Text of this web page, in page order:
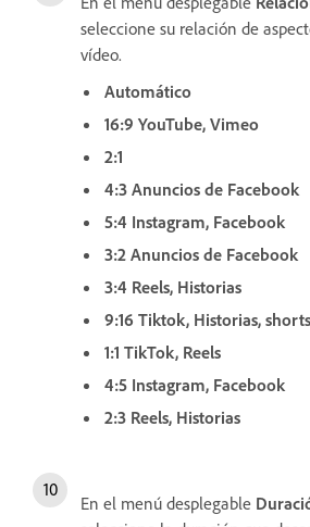
seleccione su relación de
vídeo.
Automático
16:9 YouTube, Vimeo
2:1
4:3 Anuncios de Facebook
5:4 Instagram, Facebook
3:2 Anuncios de Facebook
3:4 Reels, Historias
9:16 Tiktok, Historias, shorts
1:1 TikTok, Reels
4:5 Instagram, Facebook
2:3 Reels, Historias
En el menú desplegable